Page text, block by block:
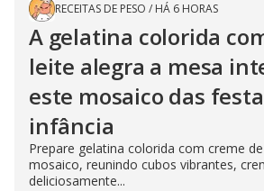
RECEITAS DE PESO / HÁ 6 HORAS
A gelatina colorida
leite alegra a mesa
este mosaico das
infância
Prepare gelatina colorida com creme
mosaico, reunindo cubos vibrantes,
deliciosamente...